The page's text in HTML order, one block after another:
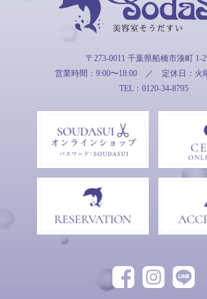
そうだすい
〒273-0011 千葉県船橋市湊町 1-
営業時間：9:00〜18:00 ／ 定休日：火
TEL：0120-34-8795